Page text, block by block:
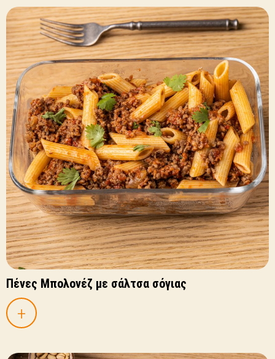
Πένες Μπολονέζ με σάλτσα σόγιας
+